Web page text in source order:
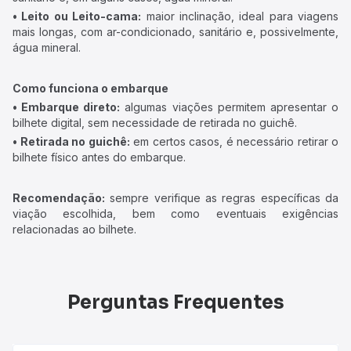
• Leito ou Leito-cama: maior inclinação, ideal para viagens
mais longas, com ar-condicionado, sanitário e, possivelmente,
água mineral.
Como funciona o embarque
• Embarque direto: algumas viações permitem apresentar o
bilhete digital, sem necessidade de retirada no guichê.
• Retirada no guichê: em certos casos, é necessário retirar o
bilhete físico antes do embarque.
Recomendação: sempre verifique as regras específicas da
viação escolhida, bem como eventuais exigências
relacionadas ao bilhete.
Perguntas Frequentes